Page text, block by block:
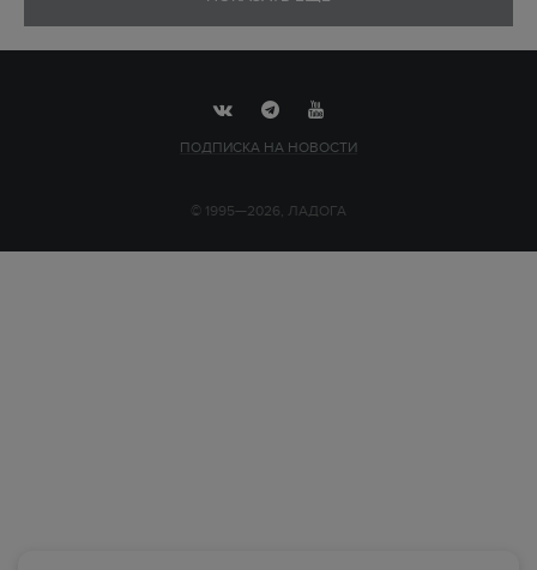
ПОДПИСКА НА НОВОСТИ
© 1995—2026, ЛАДОГА